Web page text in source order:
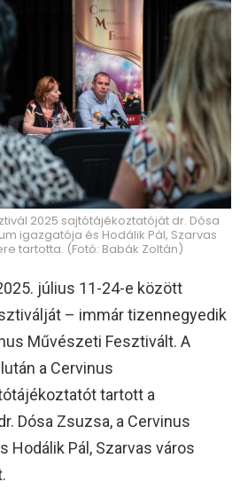
2025 sajtótájékoztatóját dr. Dósa
igazgatója és Hodálik Pál, Szarvas
tartotta. (Fotó: Babák Zoltán)
július 11-24-e között
– immár tizennegyedik
Művészeti Fesztivált. A
a Cervinus
tartott a
Dósa Zsuzsa, a Cervinus
Hodálik Pál, Szarvas város